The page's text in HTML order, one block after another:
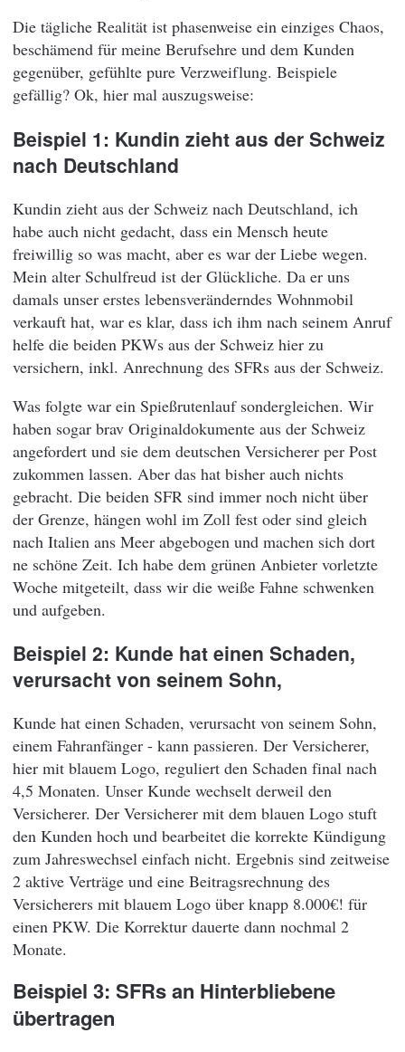
Die tägliche Realität ist phasenweise ein einziges Chaos,
beschämend für meine Berufsehre und dem Kunden
gegenüber, gefühlte pure Verzweiflung. Beispiele
gefällig? Ok, hier mal auszugsweise:
Beispiel 1: Kundin zieht aus der Schweiz
nach Deutschland
Kundin zieht aus der Schweiz nach Deutschland, ich
habe auch nicht gedacht, dass ein Mensch heute
freiwillig so was macht, aber es war der Liebe wegen.
Mein alter Schulfreud ist der Glückliche. Da er uns
damals unser erstes lebensveränderndes Wohnmobil
verkauft hat, war es klar, dass ich ihm nach seinem Anruf
helfe die beiden PKWs aus der Schweiz hier zu
versichern, inkl. Anrechnung des SFRs aus der Schweiz.
Was folgte war ein Spießrutenlauf sondergleichen. Wir
haben sogar brav Originaldokumente aus der Schweiz
angefordert und sie dem deutschen Versicherer per Post
zukommen lassen. Aber das hat bisher auch nichts
gebracht. Die beiden SFR sind immer noch nicht über
der Grenze, hängen wohl im Zoll fest oder sind gleich
nach Italien ans Meer abgebogen und machen sich dort
ne schöne Zeit. Ich habe dem grünen Anbieter vorletzte
Woche mitgeteilt, dass wir die weiße Fahne schwenken
und aufgeben.
Beispiel 2: Kunde hat einen Schaden,
verursacht von seinem Sohn,
Kunde hat einen Schaden, verursacht von seinem Sohn,
einem Fahranfänger - kann passieren. Der Versicherer,
hier mit blauem Logo, reguliert den Schaden final nach
4,5 Monaten. Unser Kunde wechselt derweil den
Versicherer. Der Versicherer mit dem blauen Logo stuft
den Kunden hoch und bearbeitet die korrekte Kündigung
zum Jahreswechsel einfach nicht. Ergebnis sind zeitweise
2 aktive Verträge und eine Beitragsrechnung des
Versicherers mit blauem Logo über knapp 8.000€! für
einen PKW. Die Korrektur dauerte dann nochmal 2
Monate.
Beispiel 3: SFRs an Hinterbliebene
übertragen